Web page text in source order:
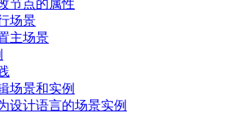
节点的属性
场景
主场景
场景和实例
设计语言的场景实例